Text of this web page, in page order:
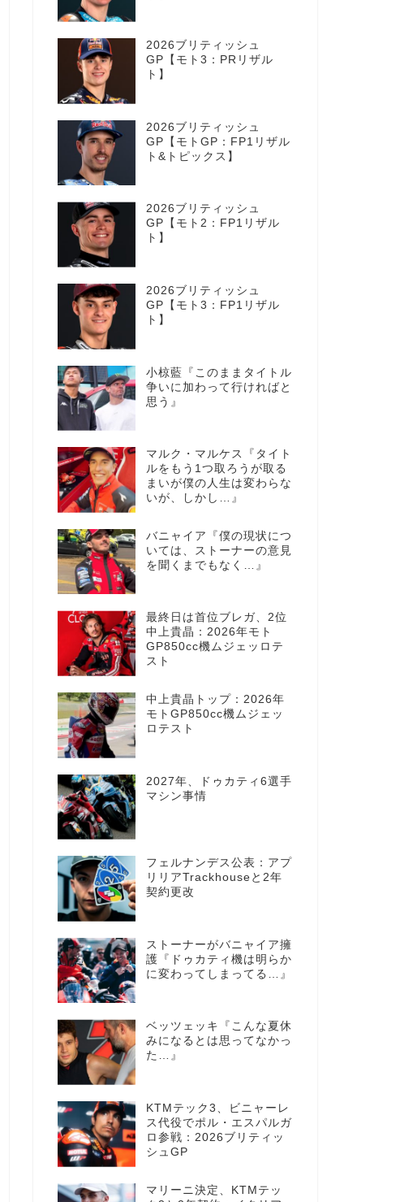
2026ブリティッシュ
GP【モト3：PRリザル
ト】
2026ブリティッシュ
GP【モトGP：FP1リザル
ト&トピックス】
2026ブリティッシュ
GP【モト2：FP1リザル
ト】
2026ブリティッシュ
GP【モト3：FP1リザル
ト】
小椋藍『このままタイトル
争いに加わって行ければと
思う』
マルク・マルケス『タイト
ルをもう1つ取ろうが取る
まいが僕の人生は変わらな
いが、しかし…』
バニャイア『僕の現状につ
いては、ストーナーの意見
を聞くまでもなく…』
最終日は首位ブレガ、2位
中上貴晶：2026年モト
GP850cc機ムジェッロテ
スト
中上貴晶トップ：2026年
モトGP850cc機ムジェッ
ロテスト
2027年、ドゥカティ6選手
マシン事情
フェルナンデス公表：アプ
リリアTrackhouseと2年
契約更改
ストーナーがバニャイア擁
護『ドゥカティ機は明らか
に変わってしまってる…』
ベッツェッキ『こんな夏休
みになるとは思ってなかっ
た…』
KTMテック3、ビニャーレ
ス代役でポル・エスパルガ
ロ参戦：2026ブリティッ
シュGP
マリーニ決定、KTMテッ